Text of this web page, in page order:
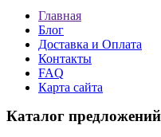
Главная
Блог
Доставка и Оплата
Контакты
FAQ
Карта сайта
Каталог предложений